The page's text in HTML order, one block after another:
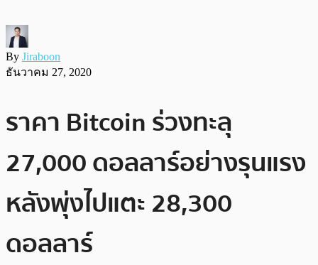
By Jiraboon
ธันวาคม 27, 2020
ราคา Bitcoin ร่วงทะลุ
27,000 ดอลลาร์อย่างรุนแรง
หลังพุ่งไปแตะ 28,300
ดอลลาร์